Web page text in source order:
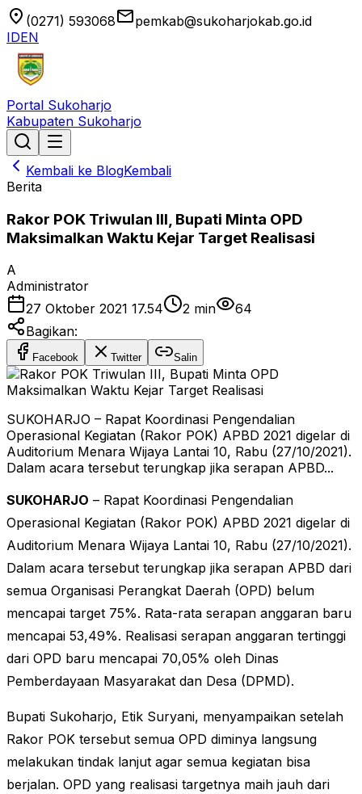
location_on (0271) 593068emailpemkab@sukoharjokab.go.id
IDEN
Portal Sukoharjo
Kabupaten Sukoharjo
Kembali ke BlogKembali
Berita
Rakor POK Triwulan III, Bupati Minta OPD
Maksimalkan Waktu Kejar Target Realisasi
A
Administrator
27 Oktober 2021 17.54
2 min
64
Bagikan:
Facebook Twitter Salin
SUKOHARJO – Rapat Koordinasi Pengendalian
Operasional Kegiatan (Rakor POK) APBD 2021 digelar di
Auditorium Menara Wijaya Lantai 10, Rabu (27/10/2021).
Dalam acara tersebut terungkap jika serapan APBD...
SUKOHARJO – Rapat Koordinasi Pengendalian
Operasional Kegiatan (Rakor POK) APBD 2021 digelar di
Auditorium Menara Wijaya Lantai 10, Rabu (27/10/2021).
Dalam acara tersebut terungkap jika serapan APBD dari
semua Organisasi Perangkat Daerah (OPD) belum
mencapai target 75%. Rata-rata serapan anggaran baru
mencapai 53,49%. Realisasi serapan anggaran tertinggi
dari OPD baru mencapai 70,05% oleh Dinas
Pemberdayaan Masyarakat dan Desa (DPMD).
Bupati Sukoharjo, Etik Suryani, menyampaikan setelah
Rakor POK tersebut semua OPD diminya langsung
melakukan tindak lanjut agar semua kegiatan bisa
berjalan. OPD yang realisasi targetnya maih jauh dari